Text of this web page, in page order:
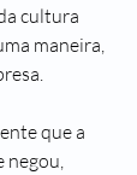
cultura
maneira,
que a
negou,